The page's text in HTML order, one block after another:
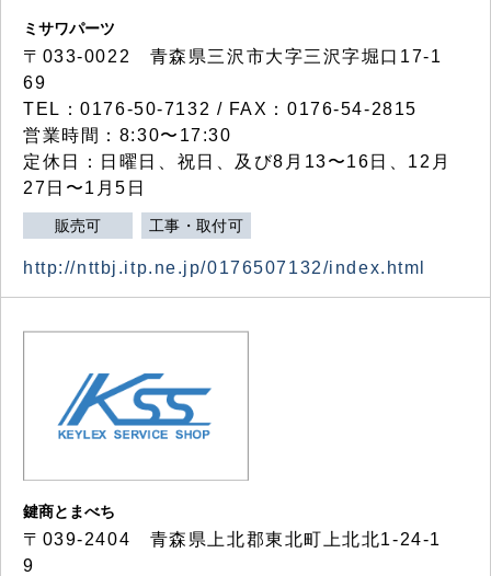
ミサワパーツ
〒033-0022 青森県三沢市大字三沢字堀口17-1
69
TEL：0176-50-7132 / FAX：0176-54-2815
営業時間：8:30〜17:30
定休日：日曜日、祝日、及び8月13〜16日、12月
27日〜1月5日
販売可 工事・取付可
http://nttbj.itp.ne.jp/0176507132/index.html
鍵商とまべち
〒039-2404 青森県上北郡東北町上北北1-24-1
9